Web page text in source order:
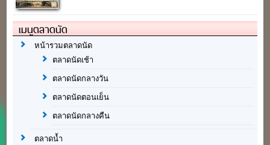
เมนูตลาดนัด
หน้ารวมตลาดนัด
ตลาดนัดเช้า
ตลาดนัดกลางวัน
ตลาดนัดตอนเย็น
ตลาดนัดกลางคืน
ตลาดน้ำ